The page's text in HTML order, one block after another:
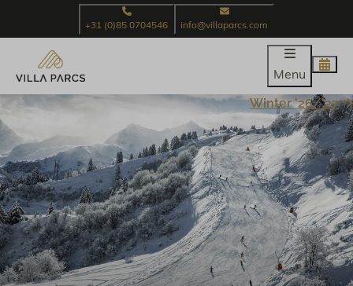
+31 (0)85 0704546 info@villaparcs.com
Menu
Winter '26/'27